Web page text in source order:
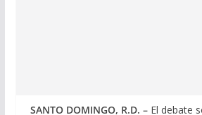
SANTO DOMINGO, R.D. –El debate